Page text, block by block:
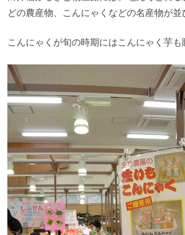
どの農産物、こんにゃくなどの名産物が並
こんにゃくが旬の時期にはこんにゃく芋も